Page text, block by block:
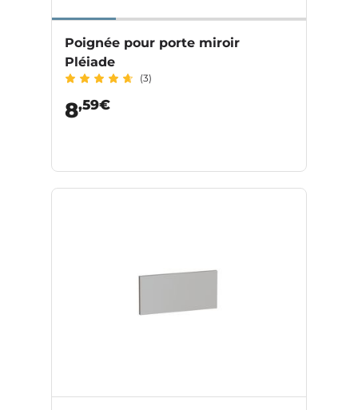
Poignée pour porte miroir
Pléiade
(3)
8,59€